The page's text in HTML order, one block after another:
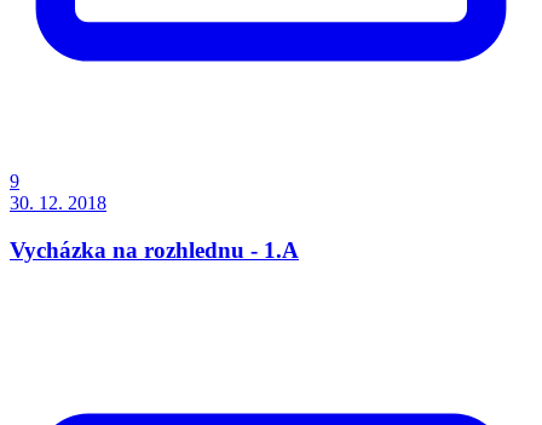
9
30. 12. 2018
Vycházka na rozhlednu - 1.A